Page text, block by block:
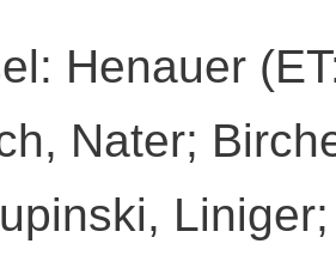
Henauer
Nater;